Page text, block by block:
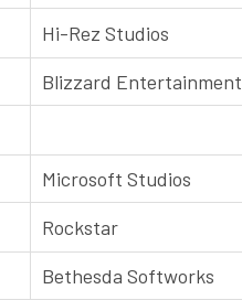
Hi-Rez Studios
Blizzard Entertainment
Microsoft Studios
Rockstar
Bethesda Softworks